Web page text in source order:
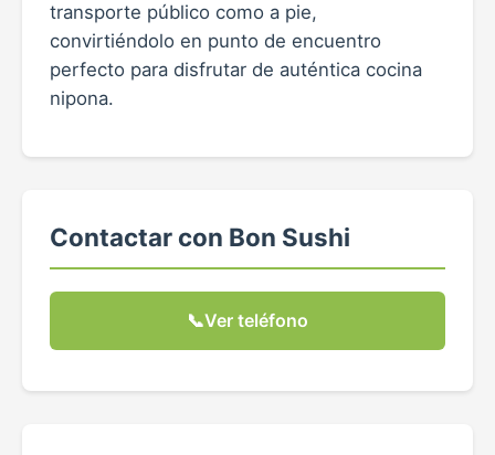
transporte público como a pie,
convirtiéndolo en punto de encuentro
perfecto para disfrutar de auténtica cocina
nipona.
Contactar con Bon Sushi
📞Ver teléfono